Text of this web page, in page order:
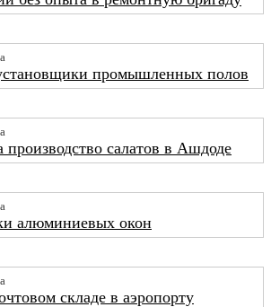
промышленных полов
производство салатов в Ашдоде
алюминиевых окон
складе в аэропорту